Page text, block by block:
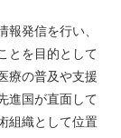
発信を行い、
とを目的として
療の普及や支援
進国が直面して
組織として位置